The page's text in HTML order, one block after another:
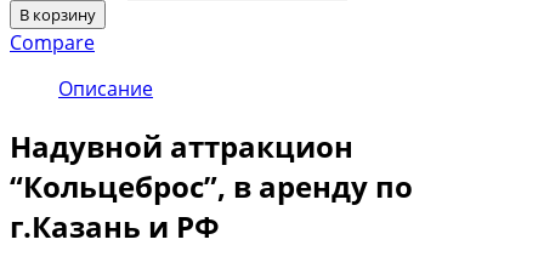
В корзину
Compare
Описание
Надувной аттракцион
“Кольцеброс”, в аренду по
г.Казань и РФ